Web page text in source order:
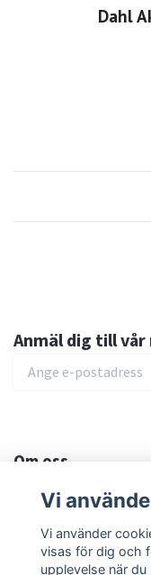
Dahl
Anmäl dig till
Om oss
Sociala medier
Vi
Vi använder
visas för dig och
upplevelse när